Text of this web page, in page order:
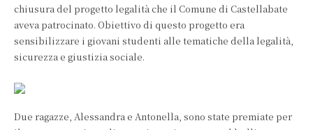
chiusura del progetto legalità che il Comune di Castellabate
aveva patrocinato. Obiettivo di questo progetto era
sensibilizzare i giovani studenti alle tematiche della legalità,
sicurezza e giustizia sociale.
Due ragazze, Alessandra e Antonella, sono state premiate per